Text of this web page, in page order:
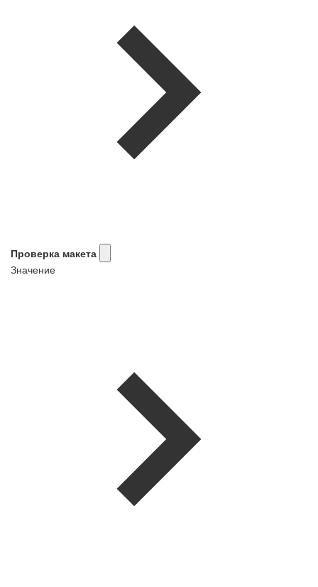
Проверка макета
Значение